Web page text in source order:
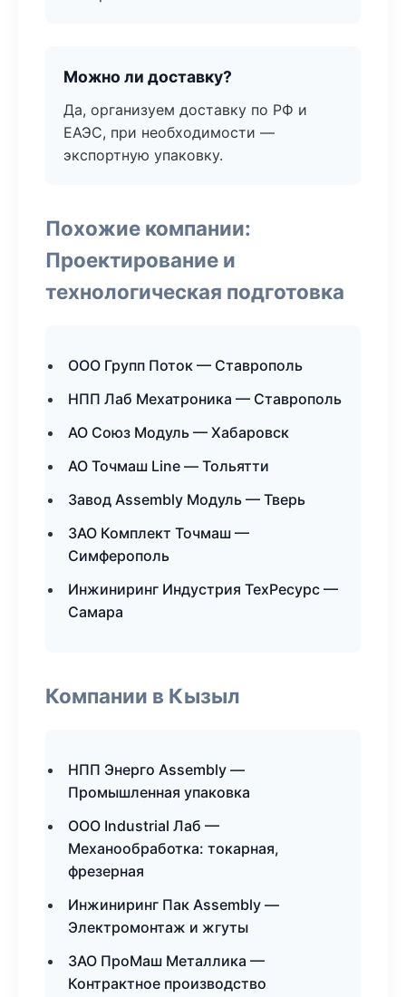
Можно ли доставку?
Да, организуем доставку по РФ и
ЕАЭС, при необходимости —
экспортную упаковку.
Похожие компании:
Проектирование и
технологическая подготовка
ООО Групп Поток — Ставрополь
НПП Лаб Мехатроника — Ставрополь
АО Союз Модуль — Хабаровск
АО Точмаш Line — Тольятти
Завод Assembly Модуль — Тверь
ЗАО Комплект Точмаш —
Симферополь
Инжиниринг Индустрия ТехРесурс —
Самара
Компании в Кызыл
НПП Энерго Assembly —
Промышленная упаковка
ООО Industrial Лаб —
Механообработка: токарная,
фрезерная
Инжиниринг Пак Assembly —
Электромонтаж и жгуты
ЗАО ПроМаш Металлика —
Контрактное производство